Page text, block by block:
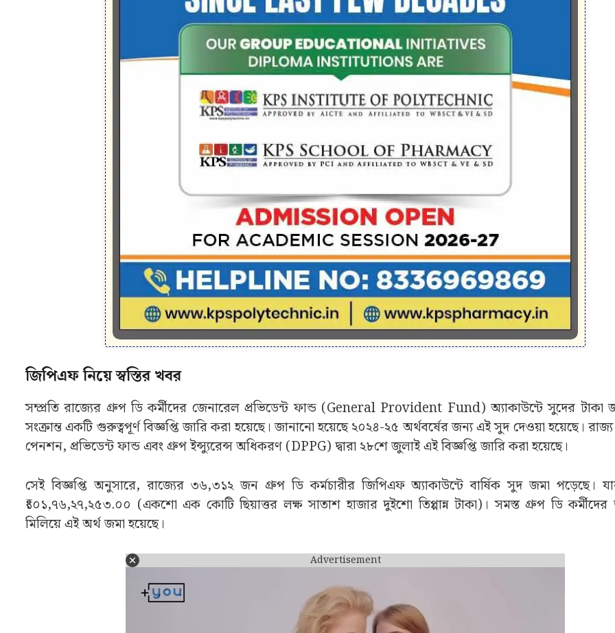
জিপিএফ নিয়ে স্বস্তির খবর
সম্প্রতি রাজ্যের গ্রুপ ডি কর্মীদের জেনারেল প্রভিডেন্ট ফান্ড (General Provident Fund) অ্যাকাউন্টে সুদের টাকা